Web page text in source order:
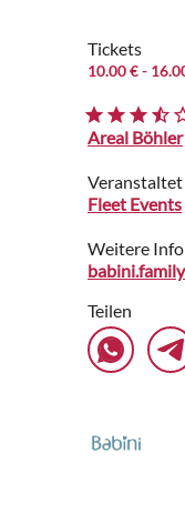
Tickets
10.00 €-
Areal Böhler
Fleet Events
Weitere
babini.family
Teilen